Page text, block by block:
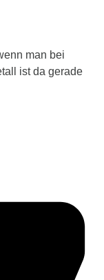
man bei
ist da gerade